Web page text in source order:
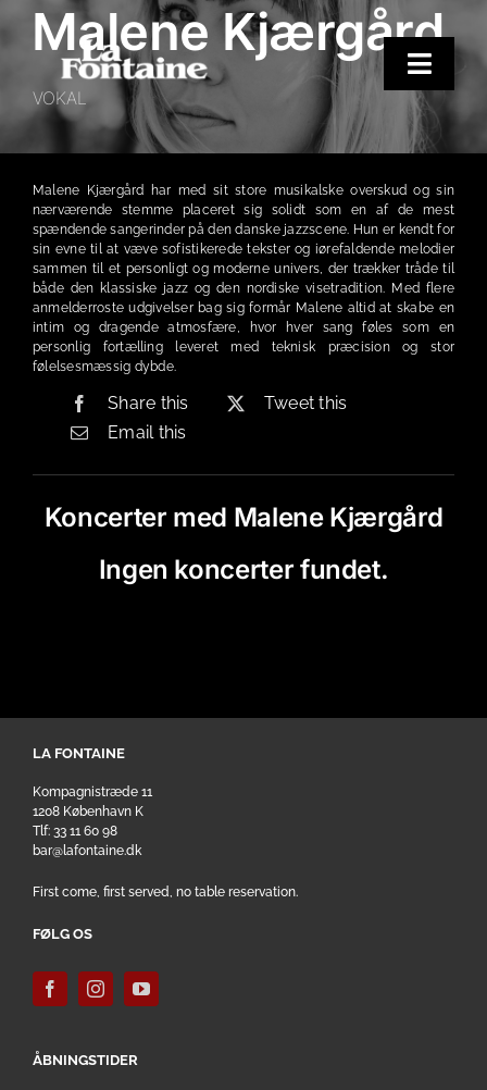
content
Toggle
Hjem
Merchandise
Poetry Club
Om
Malene Kjærgård
VOKAL
Malene Kjærgård har med sit store musikalske overskud og sin
nærværende stemme placeret sig solidt som en af de mest
spændende sangerinder på den danske jazzscene. Hun er kendt for
sin evne til at væve sofistikerede tekster og iørefaldende melodier
sammen til et personligt og moderne univers, der trækker tråde til
både den klassiske jazz og den nordiske visetradition. Med flere
anmelderroste udgivelser bag sig formår Malene altid at skabe en
intim og dragende atmosfære, hvor hver sang føles som en
personlig fortælling leveret med teknisk præcision og stor
følelsesmæssig dybde.
Share this
Tweet this
Email this
Koncerter med Malene Kjærgård
Ingen koncerter fundet.
LA FONTAINE
Kompagnistræde 11
1208 København K
Tlf: 33 11 60 98
bar@lafontaine.dk
First come, first served, no table reservation.
FØLG OS
ÅBNINGSTIDER